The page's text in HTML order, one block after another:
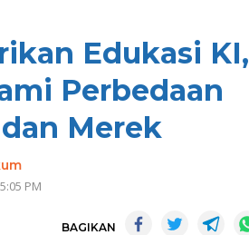
Edukasi KI,
Perbedaan
Merek
PM
BAGIKAN